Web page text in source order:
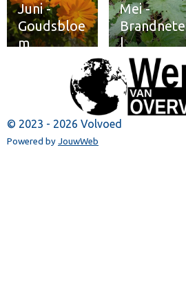
Juni -
Goudsbloe
m
Mei -
Brandnete
l
© 2023 - 2026 Volvoed
Powered by JouwWeb